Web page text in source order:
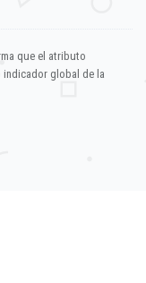
que el atributo
indicador global de la